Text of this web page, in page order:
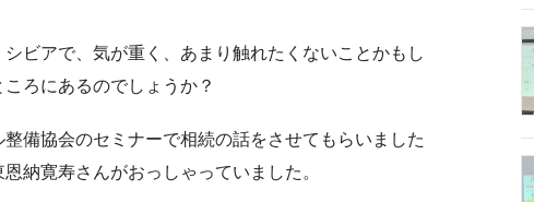
ビアで、気が重く、あまり触れたくないことかもし
ろにあるのでしょうか？
備協会のセミナーで相続の話をさせてもらいました
納寛寿さんがおっしゃっていました。